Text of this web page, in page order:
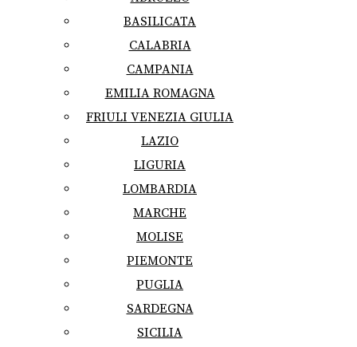
BASILICATA
CALABRIA
CAMPANIA
EMILIA ROMAGNA
FRIULI VENEZIA GIULIA
LAZIO
LIGURIA
LOMBARDIA
MARCHE
MOLISE
PIEMONTE
PUGLIA
SARDEGNA
SICILIA